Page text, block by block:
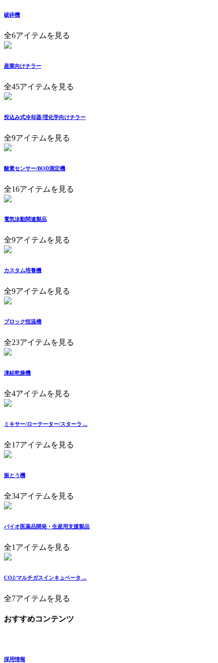
破砕機
全6アイテムを見る
産業向けチラー
全45アイテムを見る
投込み式冷却器/理化学向けチラー
全9アイテムを見る
酸素センサー/BOD測定機
全16アイテムを見る
電気泳動関連製品
全9アイテムを見る
カスタム培養機
全9アイテムを見る
ブロック恒温槽
全23アイテムを見る
凍結乾燥機
全4アイテムを見る
ミキサー/ローテーター/スターラ ...
全17アイテムを見る
振とう機
全34アイテムを見る
バイオ医薬品開発・生産用支援製品
全1アイテムを見る
CO2/マルチガスインキュベータ ...
全7アイテムを見る
おすすめコンテンツ
採用情報